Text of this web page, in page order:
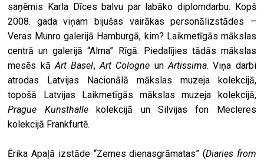
saņēmis Karla Dīces balvu par labāko diplomdarbu. Kopš
2008. gada viņam bijušas vairākas personālizstādes –
Veras Munro galerijā Hamburgā, kim? Laikmetīgās mākslas
centrā un galerijā “Alma” Rīgā. Piedalījies tādās mākslas
mesēs kāArt Basel, Art Cologne un Artissima. Viņa darbi
atrodas Latvijas Nacionālā mākslas muzeja kolekcijā,
topošā Latvijas Laikmetīgās mākslas muzeja kolekcijā,
Prague Kunsthallekolekcijā un Silvijas fon Mecleres
kolekcijā Frankfurtē.
Ērika Apaļā izstāde “Zemes dienasgrāmatas” (Diaries from